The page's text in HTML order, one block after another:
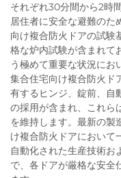
それぞれ30分間から2時
居住者に安全な避難のた
向け複合防火ドアの試験
格な炉内試験が含まれて
う極めて重要な状況にお
集合住宅向け複合防火ド
有するヒンジ、錠前、自
の採用が含まれ、これら
を維持します。最新の製
け複合防火ドアにおいて
自動化された生産技術お
で、各ドアが厳格な安全